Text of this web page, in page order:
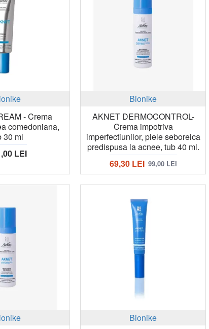
- Crema
comedoniana,
30 ml
LEI
Bionike
AKNET DERMOCONTROL-
Crema impotriva
imperfectiunilor, piele seboreica
predispusa la acnee, tub 40 ml.
69,30 LEI 99,00 LEI
Bionike